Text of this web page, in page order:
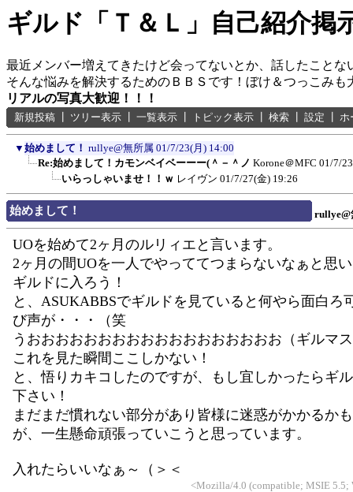
ギルド「Ｔ＆Ｌ」自己紹介掲
最近メンバー増えてきたけど会ってないとか、話したことな
そんな悩みを解決するためのＢＢＳです！ぼけ＆つっこみも
リアルの写真大歓迎！！！
新規投稿 ツリー表示 一覧表示 トピック表示 検索 設定 ホ
▼ 始めまして！ rullye@無所属 01/7/23(月) 14:00
Re:始めまして！カモンベイベーーー(＾－＾ノ Korone＠MFC 01/7/
いらっしゃいませ！！ｗ レイヴン 01/7/27(金) 19:26
始めまして！ rullye@
UOを始めて2ヶ月のルリィエと言います。
2ヶ月の間UOを一人でやっててつまらないなぁと思
ギルドに入ろう！
と、ASUKABBSでギルドを見ていると何やら面白ろ
び声が・・・（笑
うおおおおおおおおおおおおおおおおおお（ギルマ
これを見た瞬間ここしかない！
と、悟りカキコしたのですが、もし宜しかったらギ
下さい！
まだまだ慣れない部分があり皆様に迷惑がかかるか
が、一生懸命頑張っていこうと思っています。
入れたらいいなぁ～（＞＜
<Mozilla/4.0 (compatible; MSIE 5.5;